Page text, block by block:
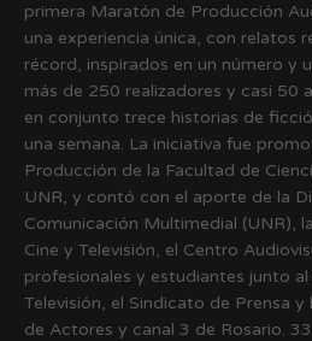
primera Maratón de Producción
una experiencia única, con relatos
récord, inspirados en un número y
más de 250 realizadores y casi 50
en conjunto trece historias de
una semana. La iniciativa fue
Producción de la Facultad de
UNR, y contó con el aporte de la
Comunicación Multimedial (UNR),
Cine y Televisión, el Centro
profesionales y estudiantes junto
Televisión, el Sindicato de Prensa
de Actores y canal 3 de Rosario.